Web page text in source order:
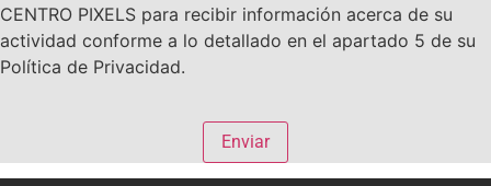
CENTRO PIXELS para recibir información acerca de su
actividad conforme a lo detallado en el apartado 5 de su
Política de Privacidad.